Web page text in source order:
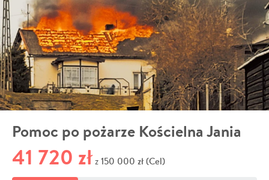
Pomoc po pożarze Kościelna Jania
41 720 zł z 150 000 zł (Cel)